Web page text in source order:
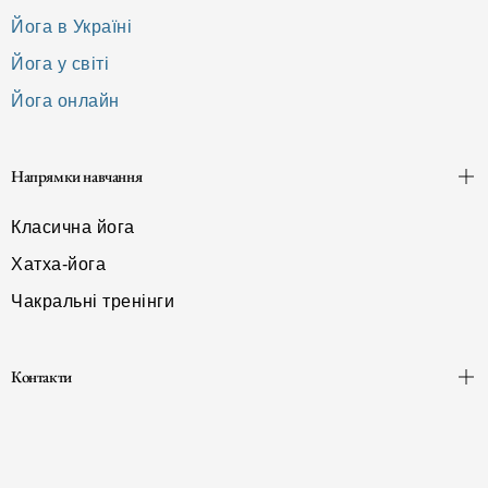
Йога в Україні
Йога у світі
Йога онлайн
Напрямки навчання
Класична йога
Хатха-йога
Чакральні тренінги
Контакти